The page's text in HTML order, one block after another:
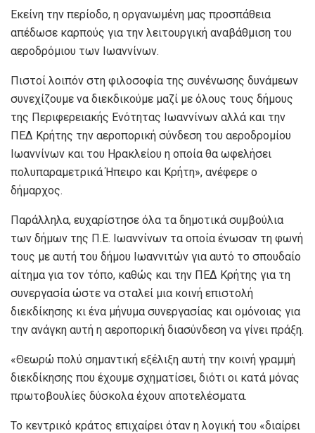
Εκείνη την περίοδο, η οργανωμένη μας προσπάθεια
απέδωσε καρπούς για την λειτουργική αναβάθμιση του
αεροδρόμιου των Ιωαννίνων.
Πιστοί λοιπόν στη φιλοσοφία της συνένωσης δυνάμεων
συνεχίζουμε να διεκδικούμε μαζί με όλους τους δήμους
της Περιφερειακής Ενότητας Ιωαννίνων αλλά και την
ΠΕΔ Κρήτης την αεροπορική σύνδεση του αεροδρομίου
Ιωαννίνων και του Ηρακλείου η οποία θα ωφελήσει
πολυπαραμετρικά Ήπειρο και Κρήτη», ανέφερε ο
δήμαρχος.
Παράλληλα, ευχαρίστησε όλα τα δημοτικά συμβούλια
των δήμων της Π.Ε. Ιωαννίνων τα οποία ένωσαν τη φωνή
τους με αυτή του δήμου Ιωαννιτών για αυτό το σπουδαίο
αίτημα για τον τόπο, καθώς και την ΠΕΔ Κρήτης για τη
συνεργασία ώστε να σταλεί μια κοινή επιστολή
διεκδίκησης κι ένα μήνυμα συνεργασίας και ομόνοιας για
την ανάγκη αυτή η αεροπορική διασύνδεση να γίνει πράξη.
«Θεωρώ πολύ σημαντική εξέλιξη αυτή την κοινή γραμμή
διεκδίκησης που έχουμε σχηματίσει, διότι οι κατά μόνας
πρωτοβουλίες δύσκολα έχουν αποτελέσματα.
Το κεντρικό κράτος επιχαίρει όταν η λογική του «διαίρει